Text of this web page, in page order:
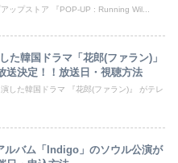
ップストア 『POP-UP : Running Wil...
た韓国ドラマ「花郎(ファラン)」
送決定！！放送日・視聴方法
した韓国ドラマ 『花郎(ファラン)』 がテレ
ルバム「Indigo」のソウル公演が